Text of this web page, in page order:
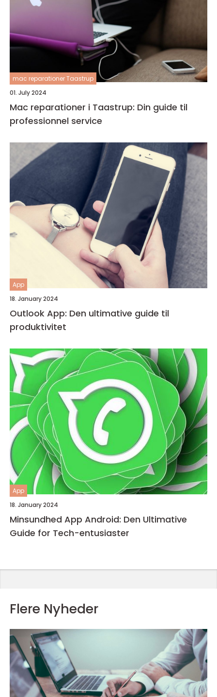
mac reparationer Taastrup
01. July 2024
Mac reparationer i Taastrup: Din guide til
professionnel service
App
18. January 2024
Outlook App: Den ultimative guide til
produktivitet
App
18. January 2024
Minsundhed App Android: Den Ultimative
Guide for Tech-entusiaster
Flere Nyheder